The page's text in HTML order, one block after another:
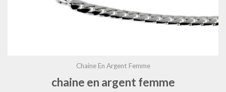
Chaine En Argent Femme
chaine en argent femme